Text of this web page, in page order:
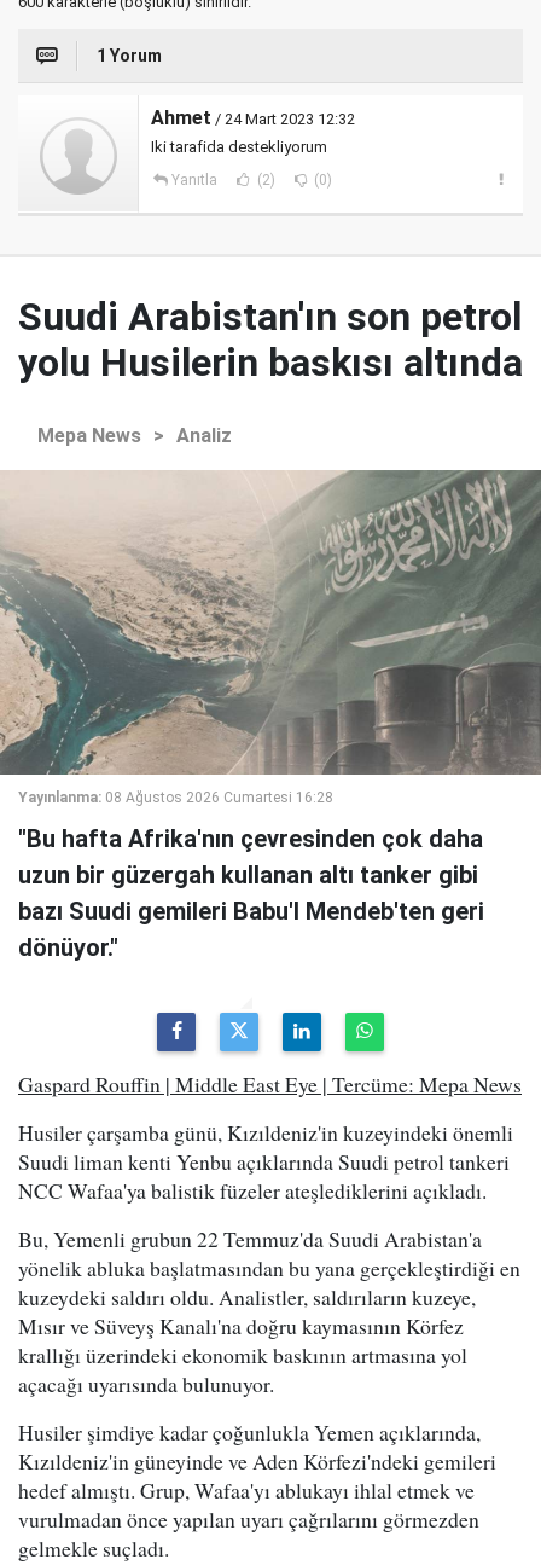
1 Yorum
Ahmet / 24 Mart 2023 12:32
Iki tarafida destekliyorum
Yanıtla (2) (0)
Suudi Arabistan'ın son petrol
yolu Husilerin baskısı altında
Mepa News > Analiz
Yayınlanma: 08 Ağustos 2026 Cumartesi 16:28
"Bu hafta Afrika'nın çevresinden çok daha
uzun bir güzergah kullanan altı tanker gibi
bazı Suudi gemileri Babu'l Mendeb'ten geri
dönüyor."
Gaspard Rouffin | Middle East Eye | Tercüme: Mepa News
Husiler çarşamba günü, Kızıldeniz'in kuzeyindeki önemli
Suudi liman kenti Yenbu açıklarında Suudi petrol tankeri
NCC Wafaa'ya balistik füzeler ateşlediklerini açıkladı.
Bu, Yemenli grubun 22 Temmuz'da Suudi Arabistan'a
yönelik abluka başlatmasından bu yana gerçekleştirdiği en
kuzeydeki saldırı oldu. Analistler, saldırıların kuzeye,
Mısır ve Süveyş Kanalı'na doğru kaymasının Körfez
krallığı üzerindeki ekonomik baskının artmasına yol
açacağı uyarısında bulunuyor.
Husiler şimdiye kadar çoğunlukla Yemen açıklarında,
Kızıldeniz'in güneyinde ve Aden Körfezi'ndeki gemileri
hedef almıştı. Grup, Wafaa'yı ablukayı ihlal etmek ve
vurulmadan önce yapılan uyarı çağrılarını görmezden
gelmekle suçladı.